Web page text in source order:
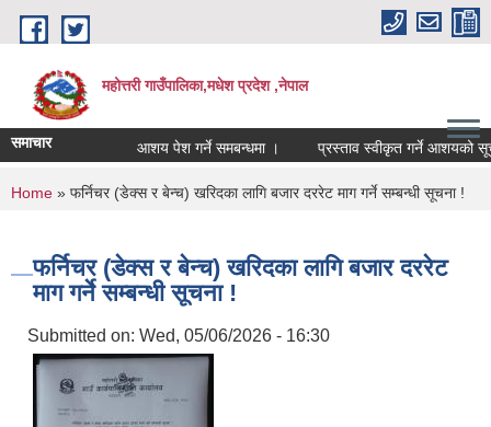
Skip to main content
महोत्तरी गाउँपालिका,मधेश प्रदेश ,नेपाल
समाचार आशय पेश गर्ने समबन्धमा । प्रस्ताव स्वीकृत गर्ने आशयको
You are here
Home » फर्निचर (डेक्स र बेन्च) खरिदका लागि बजार दररेट माग गर्ने सम्बन्धी सूचना !
फर्निचर (डेक्स र बेन्च) खरिदका लागि बजार दररेट
माग गर्ने सम्बन्धी सूचना !
Submitted on: Wed, 05/06/2026 - 16:30